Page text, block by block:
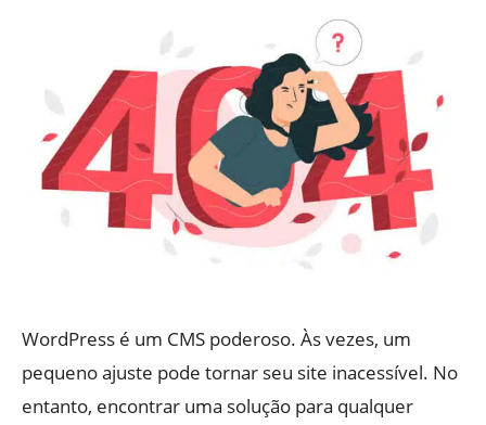
WordPress é um CMS poderoso. Às vezes, um
pequeno ajuste pode tornar seu site inacessível. No
entanto, encontrar uma solução para qualquer